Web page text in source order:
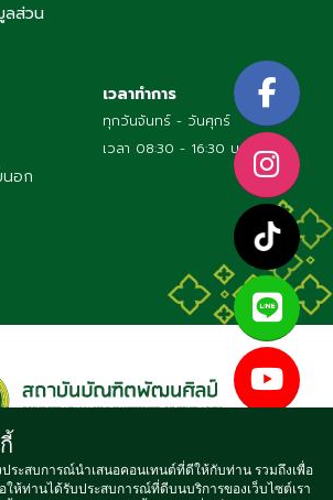
ลส่วน
นอก
เวลาทำการ
ทุกวันจันทร์ - วันศุกร์
เวลา 08:30 - 16:30 น.
ประสบการณ์นำเสนอคอนเทนต์ที่ดีให้กับท่าน รวมถึงเพื่อ
ห้ท่านได้รับประสบการณ์ที่ดีบนบริการของเว็บไซต์เรา